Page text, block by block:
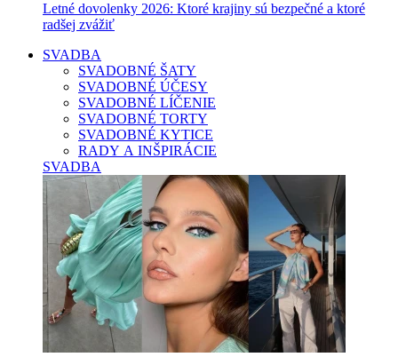
Letné dovolenky 2026: Ktoré krajiny sú bezpečné a ktoré
radšej zvážiť
SVADBA
SVADOBNÉ ŠATY
SVADOBNÉ ÚČESY
SVADOBNÉ LÍČENIE
SVADOBNÉ TORTY
SVADOBNÉ KYTICE
RADY A INŠPIRÁCIE
SVADBA